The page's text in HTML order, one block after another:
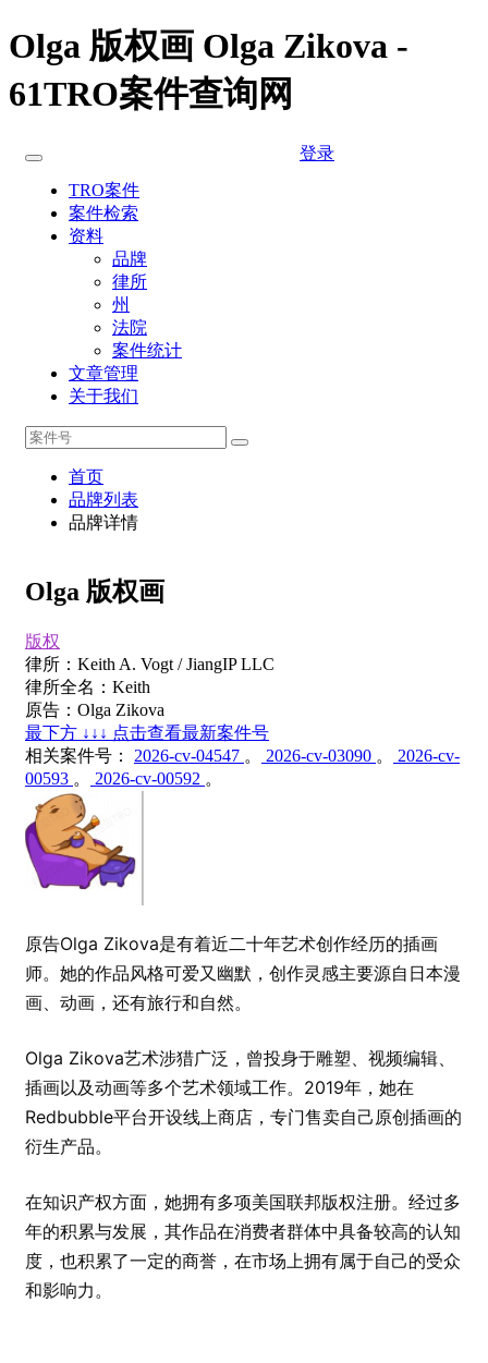
Olga 版权画 Olga Zikova -
61TRO案件查询网
TRO案件
案件检索
资料
品牌
律所
州
法院
案件统计
文章管理
关于我们
登录
首页
品牌列表
品牌详情
Olga 版权画
版权
律所：Keith A. Vogt / JiangIP LLC
律所全名：Keith
原告：Olga Zikova
最下方 ↓↓↓ 点击查看最新案件号
相关案件号： 2026-cv-04547 。 2026-cv-03090 。
2026-cv-
00593 。 2026-cv-00592 。
原告Olga Zikova是有着近二十年艺术创作经历的插画
师。她的作品风格可爱又幽默，创作灵感主要源自日本漫
画、动画，还有旅行和自然。
Olga Zikova艺术涉猎广泛，曾投身于雕塑、视频编辑、
插画以及动画等多个艺术领域工作。2019年，她在
Redbubble平台开设线上商店，专门售卖自己原创插画的
衍生产品。
在知识产权方面，她拥有多项美国联邦版权注册。经过多
年的积累与发展，其作品在消费者群体中具备较高的认知
度，也积累了一定的商誉，在市场上拥有属于自己的受众
和影响力。